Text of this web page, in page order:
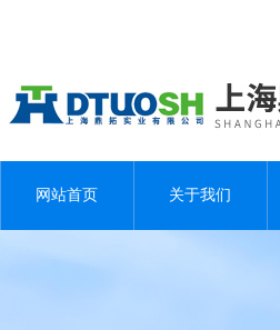
网站首页 关于我们